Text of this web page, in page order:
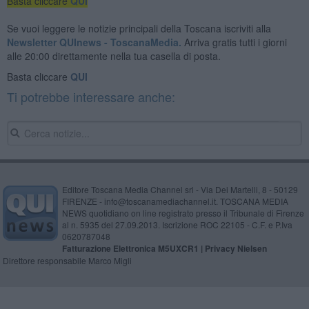
Se vuoi leggere le notizie principali della Toscana iscriviti alla
Newsletter QUInews - ToscanaMedia. Arriva gratis tutti i giorni
alle 20:00 direttamente nella tua casella di posta.
Basta cliccare QUI
Ti potrebbe interessare anche:
Editore Toscana Media Channel srl - Via Dei Martelli, 8 - 50129
FIRENZE - info@toscanamediachannel.it. TOSCANA MEDIA
NEWS quotidiano on line registrato presso il Tribunale di Firenze
al n. 5935 del 27.09.2013. Iscrizione ROC 22105 - C.F. e P.Iva
0620787048
Fatturazione Elettronica M5UXCR1 | Privacy Nielsen
Direttore responsabile Marco Migli